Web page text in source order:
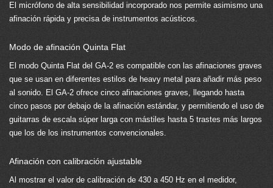
El micrófono de alta sensibilidad incorporado nos permite asimismo una
afinación rápida y precisa de instrumentos acústicos.
Modo de afinación Quinta Flat
El modo Quinta Flat del GA-2 es compatible con las afinaciones graves
que se usan en diferentes estilos de heavy metal para añadir más peso
al sonido. El GA-2 ofrece cinco afinaciones graves, llegando hasta
cinco pasos por debajo de la afinación estándar, y permitiendo el uso de
guitarras de escala súper larga con mástiles hasta 5 trastes más largos
que los de los instrumentos convencionales.
Afinación con calibración ajustable
Al mostrar el valor de calibración de 430 a 450 Hz en el medidor,